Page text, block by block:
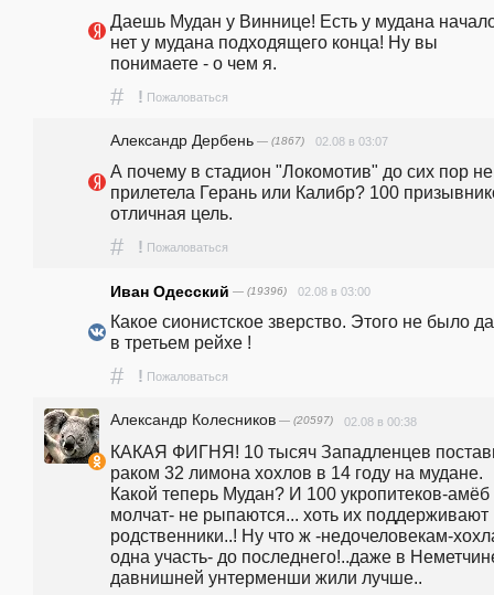
Даешь Мудан у Виннице! Есть у мудана
нет у мудана подходящего конца! Ну вы
понимаете - о чем я.
# ! Пожаловаться
Александр Дербень — (1867) 02.08 в 03:07
А почему в стадион "Локомотив" до сих пор не
прилетела Герань или Калибр? 100
отличная цель.
# ! Пожаловаться
Иван Одесский — (19396) 02.08 в 03:00
Какое сионистское зверство. Этого не было
в третьем рейхе !
# ! Пожаловаться
Александр Колесников — (20597) 02.08 в 00:38
КАКАЯ ФИГНЯ! 10 тысяч Западленцев
раком 32 лимона хохлов в 14 году на мудане.
Какой теперь Мудан? И 100 укропитеков-амёб
молчат- не рыпаются... хоть их поддерживают
родственники..! Ну что ж -недочеловекам-
одна участь- до последнего!..даже в
давнишней унтерменши жили лучше..